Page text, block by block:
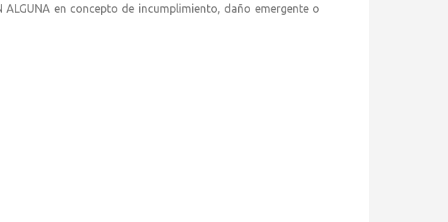
ALGUNA en concepto de incumplimiento, daño emergente o